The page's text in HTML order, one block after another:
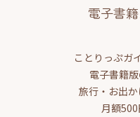
電子書
ことりっぷガ
電子書籍版
旅行・お出
月額